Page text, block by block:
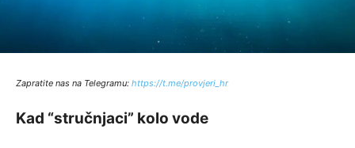
Zapratite nas na Telegramu: https://t.me/provjeri_hr
Kad “stručnjaci” kolo vode